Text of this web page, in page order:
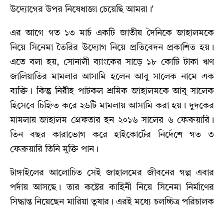
উদ্যোগের উপর নিষেধাজ্ঞা চেয়েছি আমরা।’
এর আগে গত ১৩ মার্চ একটি জাতীয় দৈনিকে জাহালমকে
নিয়ে সিনেমা তৈরির উদ্যোগ নিয়ে প্রতিবেদন প্রকাশিত হয়।
এতে বলা হয়, সোনালী ব্যাংকের সাড়ে ১৮ কোটি টাকা ঋণ
জালিয়াতির মামলার আসামি হলেন আবু সালেক নামে এক
ব্যক্তি। কিন্তু নিরীহ পাটকল শ্রমিক জাহালমকে আবু সালেক
হিসেবে চিহ্নিত করে ২৬টি মামলায় আসামি করা হয়। দুদকের
মামলায় জাহালম গ্রেফতার হন ২০১৬ সালের ৬ ফেব্রুয়ারি।
তিন বছর কারাভোগ করে হাইকোর্টের নির্দেশে গত ৩
ফেব্রুয়ারি তিনি মুক্তি পান।
টাঙ্গাইলের আলোচিত সেই জাহালমের জীবনের গল্প এবার
পর্দায় আসছে। তার কষ্টের কাহিনী নিয়ে সিনেমা নির্মাণের
সিদ্ধান্ত নিয়েছেন মারিয়া তুষার। এরই মধ্যে চলচ্চিত্র পরিচালক